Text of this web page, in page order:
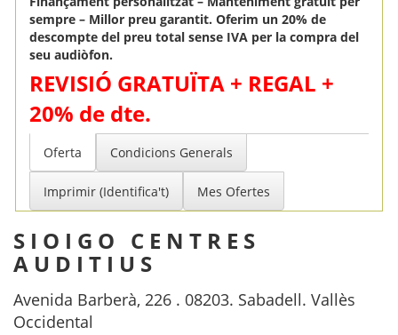
sempre – Millor preu garantit. Oferim un 20% de
descompte del preu total sense IVA per la compra del
seu audiòfon.
REVISIÓ GRATUÏTA + REGAL +
20% de dte.
Oferta Condicions Generals
Imprimir (Identifica't) Mes Ofertes
SIOIGO CENTRES
AUDITIUS
Avenida Barberà, 226 . 08203. Sabadell. Vallès
Occidental